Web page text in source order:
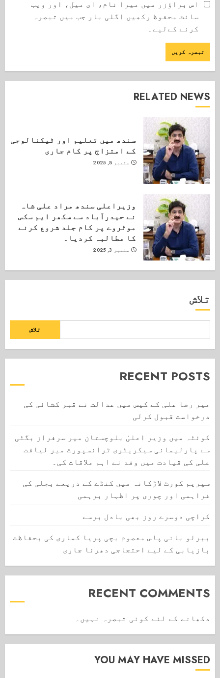
اس براؤزر میں میرا نام، ای میل، اور ویب
سائٹ محفوظ رکھیں اگلی بار جب میں تبصرہ
کرنے کےلیے۔
RELATED NEWS
سندھ میں تعلیم اور ٹیکنالوجی
کے امتزاج پر کام جاری
ستمبر 8, 2025
وزیراعلی سندھ مراد علی شاہ
نے حیدرآباد سے سکھر ایم سکس
موٹروے پر کام جلد شروع کرنے
کا مطالبہ کردیا۔
ستمبر 3, 2025
تلاش
تلاش
RECENT POSTS
میر رضا علی کے کیس میں عدالت نے قبر کشائی کی
درخواست قبول کرلی
کوئٹہ میں وزیر اعلیٰ بلوچستان میر سرفراز بگٹی
سے پارلیمانی سیکریٹری ٹرانسپورٹ میر لیاقت
علی کی قیادت میں وفد نے اہم ملاقات کی۔
سپریم کورٹ لاڑکانہ میں کنڈے کے ذریعے بجلی کی
فراہمی اور چوری پر اظہار برہمی
کراچی دوسرے روز بھی بادل برسے
ببرلو بائی پاس معصوم بچی پریا کماری کی بحفاظت
بازیابی کے لیے احتجاجی دھرنا جاری
RECENT COMMENTS
دکھانے کے لئے کوئی تبصرہ نہیں۔
YOU MAY HAVE MISSED